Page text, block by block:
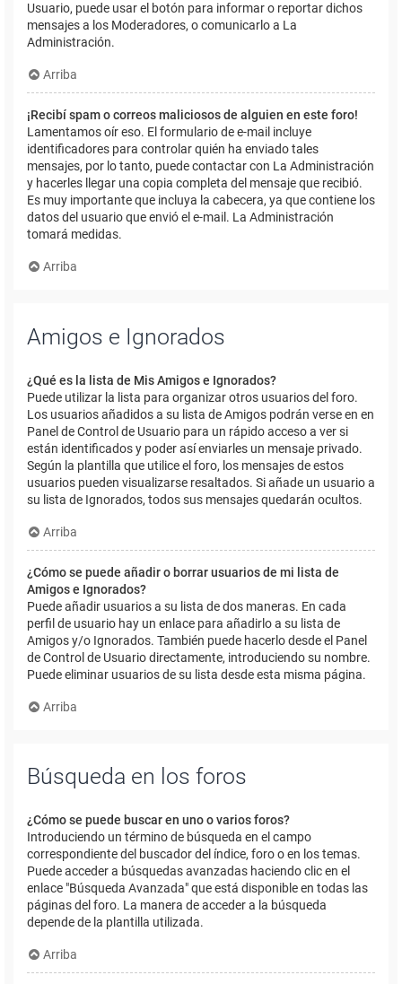
Usuario, puede usar el botón para informar o reportar dichos
mensajes a los Moderadores, o comunicarlo a La
Administración.
Arriba
¡Recibí spam o correos maliciosos de alguien en este foro!
Lamentamos oír eso. El formulario de e-mail incluye
identificadores para controlar quién ha enviado tales
mensajes, por lo tanto, puede contactar con La Administración
y hacerles llegar una copia completa del mensaje que recibió.
Es muy importante que incluya la cabecera, ya que contiene los
datos del usuario que envió el e-mail. La Administración
tomará medidas.
Arriba
Amigos e Ignorados
¿Qué es la lista de Mis Amigos e Ignorados?
Puede utilizar la lista para organizar otros usuarios del foro.
Los usuarios añadidos a su lista de Amigos podrán verse en en
Panel de Control de Usuario para un rápido acceso a ver si
están identificados y poder así enviarles un mensaje privado.
Según la plantilla que utilice el foro, los mensajes de estos
usuarios pueden visualizarse resaltados. Si añade un usuario a
su lista de Ignorados, todos sus mensajes quedarán ocultos.
Arriba
¿Cómo se puede añadir o borrar usuarios de mi lista de
Amigos e Ignorados?
Puede añadir usuarios a su lista de dos maneras. En cada
perfil de usuario hay un enlace para añadirlo a su lista de
Amigos y/o Ignorados. También puede hacerlo desde el Panel
de Control de Usuario directamente, introduciendo su nombre.
Puede eliminar usuarios de su lista desde esta misma página.
Arriba
Búsqueda en los foros
¿Cómo se puede buscar en uno o varios foros?
Introduciendo un término de búsqueda en el campo
correspondiente del buscador del índice, foro o en los temas.
Puede acceder a búsquedas avanzadas haciendo clic en el
enlace "Búsqueda Avanzada" que está disponible en todas las
páginas del foro. La manera de acceder a la búsqueda
depende de la plantilla utilizada.
Arriba